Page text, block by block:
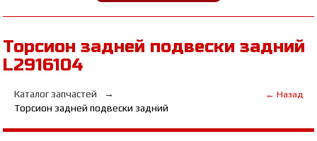
Торсион задней подвески задний
L2916104
Каталог запчастей
Торсион задней подвески задний
← Назад